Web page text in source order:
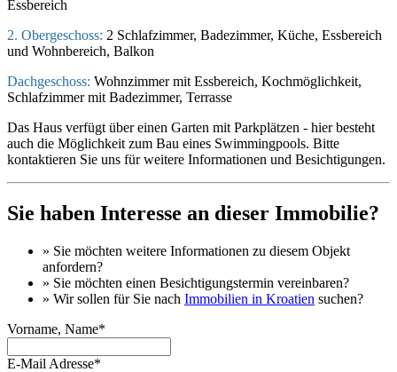
Essbereich
2. Obergeschoss: 2 Schlafzimmer, Badezimmer, Küche, Essbereich
und Wohnbereich, Balkon
Dachgeschoss: Wohnzimmer mit Essbereich, Kochmöglichkeit,
Schlafzimmer mit Badezimmer, Terrasse
Das Haus verfügt über einen Garten mit Parkplätzen - hier besteht
auch die Möglichkeit zum Bau eines Swimmingpools. Bitte
kontaktieren Sie uns für weitere Informationen und Besichtigungen.
Sie haben Interesse an dieser Immobilie?
» Sie möchten weitere Informationen zu diesem Objekt
anfordern?
» Sie möchten einen Besichtigungstermin vereinbaren?
» Wir sollen für Sie nach Immobilien in Kroatien suchen?
Vorname, Name*
E-Mail Adresse*